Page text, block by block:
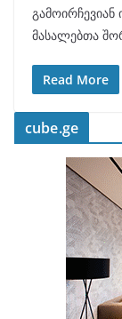
მასალებთა
Read More
cube.ge